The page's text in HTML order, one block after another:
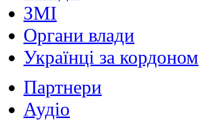
ЗМІ
Органи влади
Українці за кордоном
Партнери
Аудіо